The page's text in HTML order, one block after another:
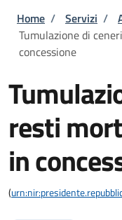
Briciole di
Home / Servizi /
Tumulazione di
concessione
resti
in
(